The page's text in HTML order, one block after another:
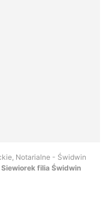
Notarialne - Świdwin
filia Świdwin